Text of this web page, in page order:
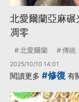
北愛爾蘭亞麻
凋零
北愛爾蘭 傳統
2025/10/10 14:01
閱讀更多 #修復 有